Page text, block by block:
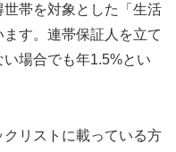
帯を対象とした「生活
す。連帯保証人を立て
場合でも年1.5%とい
リストに載っている方